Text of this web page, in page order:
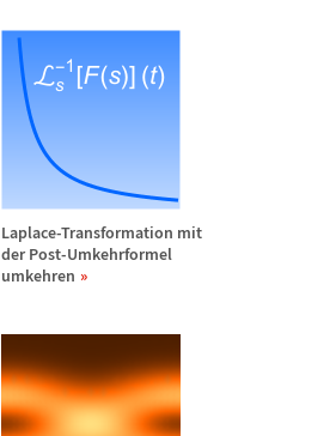
Laplace-Transformation mit
der Post-Umkehrformel
umkehren